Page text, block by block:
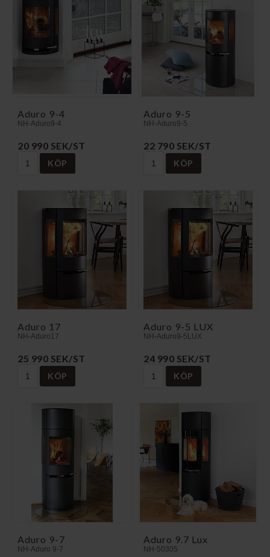
Aduro 9-4
NH-Aduro9-4
20 990 SEK/ST
KÖP
Aduro 9-5
NH-Aduro9-5
22 790 SEK/ST
KÖP
Aduro 17
NH-Aduro17
25 990 SEK/ST
KÖP
Aduro 9-5 LUX
NH-Aduro9-5LUX
24 990 SEK/ST
KÖP
Aduro 9-7
NH-Aduro 9-7
Aduro 9.7 Lux
NH-50305